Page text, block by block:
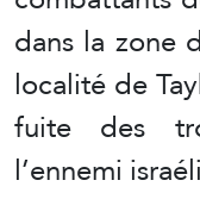
dans la zone
localité de
fuite des
l’ennemi